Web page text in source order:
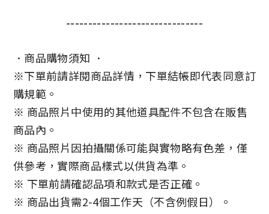
-------------------------------
．商品購物須知 ．
※下單前請詳閱商品詳情，下單結帳即代表同意訂
購規範。
※ 商品照片中使用的其他道具配件不包含在販售
商品內。
※ 商品照片因拍攝關係可能與實物略有色差，僅
供參考，實際商品樣式以供貨為準。
※ 下單前請確認品項和款式是否正確。
※ 商品出貨需2-4個工作天（不含例假日）。